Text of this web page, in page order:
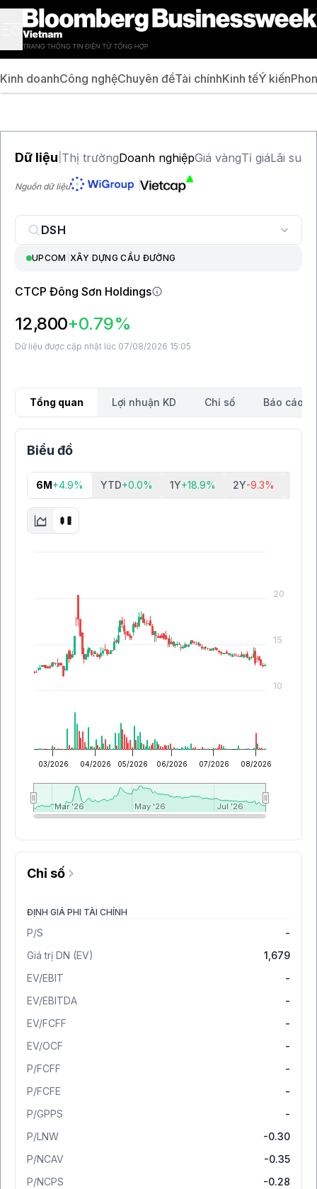
Kinh doanhCông nghệChuyên đềTài chínhKinh tếÝ kiến
Dữ liệu Thị trườngDoanh nghiệpGiá vàngTỉ giáLãi suất
Nguồn dữ liệu
UPCOM |XÂY DỰNG CẦU ĐƯỜNG
CTCP Đông Sơn Holdings
12,800+0.79%
Dữ liệu được cập nhật lúc 07/08/2026 15:05
Tổng quan Lợi nhuận KD Chỉ số Báo cáo
Biểu đồ
6M+4.9% YTD+0.0% 1Y+18.9% 2Y-9.3%
03/2026 04/2026 05/2026 06/2026 07/2026 08/2026
Mar '26
Mar '26 May '26
May '26 Jul '26
Jul '26
10
15
20
Chỉ số
ĐỊNH GIÁ PHI TÀI CHÍNH
P/S
-
Giá trị DN (EV)
1,679
EV/EBIT
-
EV/EBITDA
-
EV/FCFF
-
EV/OCF
-
P/FCFF
-
P/FCFE
-
P/GPPS
-
P/LNW
-0.30
P/NCAV
-0.35
P/NCPS
-0.28